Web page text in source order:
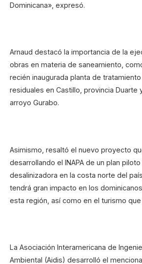
Dominicana», expresó.
Arnaud destacó la importancia de la
obras en materia de saneamiento,
recién inaugurada planta de
residuales en Castillo, provincia Duarte
arroyo Gurabo.
Asimismo, resaltó el nuevo proyecto
desarrollando el INAPA de un plan
desalinizadora en la costa norte del
tendrá gran impacto en los
esta región, así como en el turismo
La Asociación Interamericana de
Ambiental (Aidis) desarrolló el